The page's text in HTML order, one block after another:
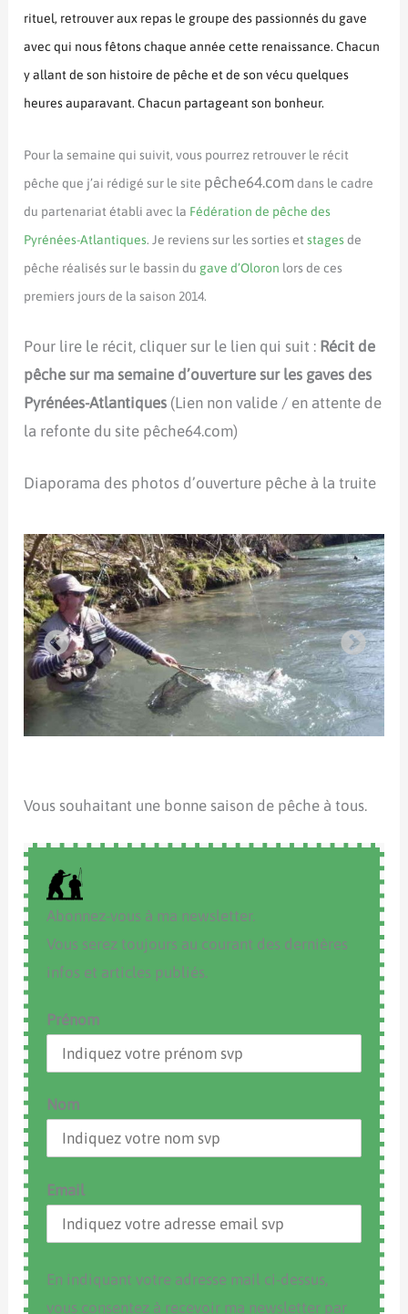
rituel, retrouver aux repas le groupe des passionnés du gave
avec qui nous fêtons chaque année cette renaissance. Chacun
y allant de son histoire de pêche et de son vécu quelques
heures auparavant. Chacun partageant son bonheur.
Pour la semaine qui suivit, vous pourrez retrouver le récit
pêche que j’ai rédigé sur le site pêche64.comdans le cadre
du partenariat établi avec la Fédération de pêche des
Pyrénées-Atlantiques. Je reviens sur les sorties etstagesde
pêche réalisés sur le bassin du gave d’Oloron lors de ces
premiers jours de la saison 2014.
Pour lire le récit, cliquer sur le lien qui suit : Récit de
pêche sur ma semaine d’ouverture sur les gaves des
Pyrénées-Atlantiques (Lien non valide / en attente de
la refonte du site pêche64.com)
Diaporama des photos d’ouverture pêche à la truite
Vous souhaitant une bonne saison de pêche à tous.
Abonnez-vous à ma newsletter.
Vous serez toujours au courant des dernières
infos et articles publiés.
Prénom
Nom
Email
En indiquant votre adresse mail ci-dessus,
vous consentez à recevoir ma newsletter par